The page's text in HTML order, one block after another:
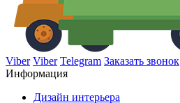
Viber Viber Telegram Заказать звонок
Информация
Дизайн интерьера